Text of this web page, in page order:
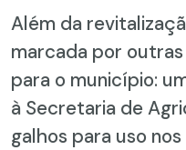
Além da
marcada por
para o município:
à Secretaria de
galhos para uso